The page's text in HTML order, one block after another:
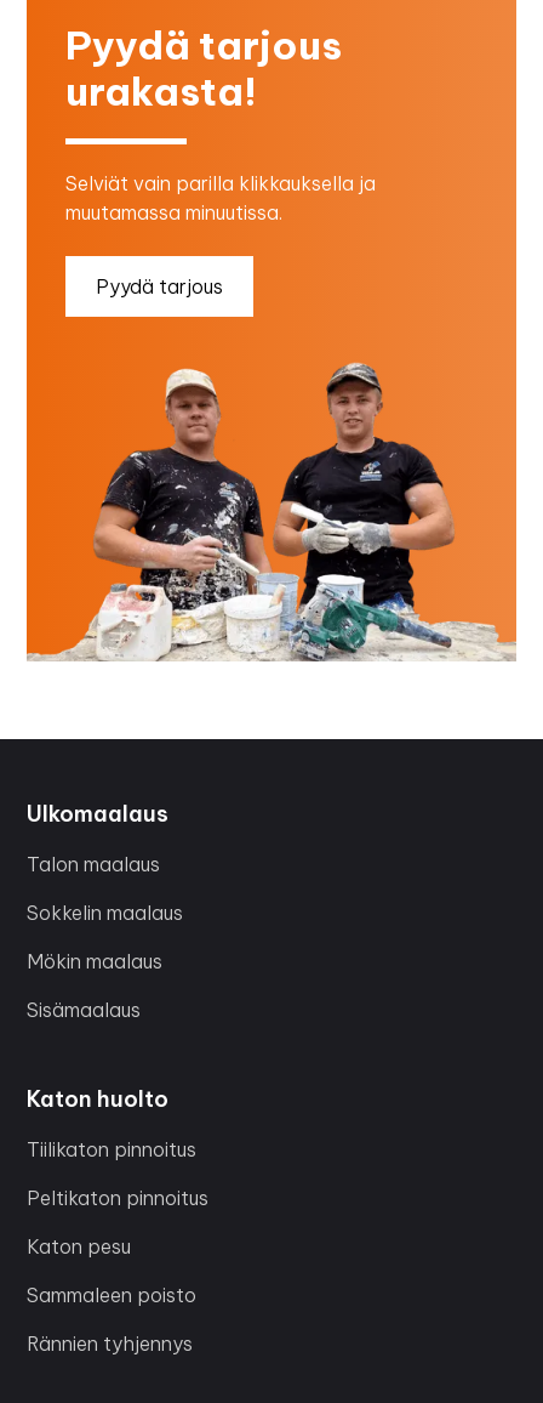
Pyydä tarjous
urakasta!
Selviät vain parilla klikkauksella ja
muutamassa minuutissa.
Pyydä tarjous
Ulkomaalaus
Talon maalaus
Sokkelin maalaus
Mökin maalaus
Sisämaalaus
Katon huolto
Tiilikaton pinnoitus
Peltikaton pinnoitus
Katon pesu
Sammaleen poisto
Rännien tyhjennys